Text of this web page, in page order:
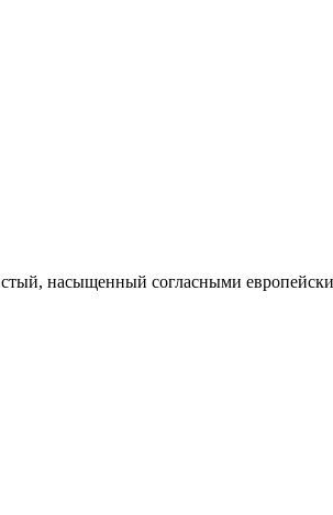
насыщенный согласными